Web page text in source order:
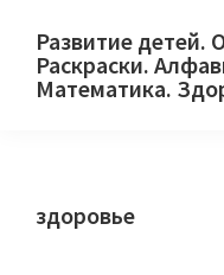
primary
main
primary
Развитие детей.
Раскраски.
Математика.
и
здоровье